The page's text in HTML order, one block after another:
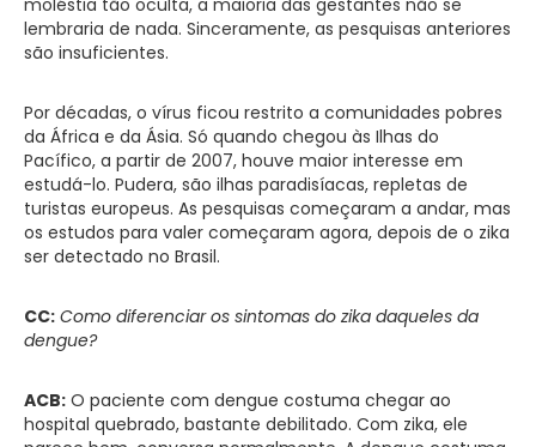
lembraria de nada. Sinceramente, as pesquisas anteriores
são insuficientes.
Por décadas, o vírus ficou restrito a comunidades pobres
da África e da Ásia. Só quando chegou às Ilhas do
Pacífico, a partir de 2007, houve maior interesse em
estudá-lo. Pudera, são ilhas paradisíacas, repletas de
turistas europeus. As pesquisas começaram a andar, mas
os estudos para valer começaram agora, depois de o zika
ser detectado no Brasil.
CC: Como diferenciar os sintomas do zika daqueles da
dengue?
ACB: O paciente com dengue costuma chegar ao
hospital quebrado, bastante debilitado. Com zika, ele